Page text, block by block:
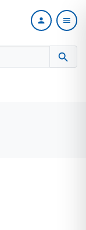
search
person menu